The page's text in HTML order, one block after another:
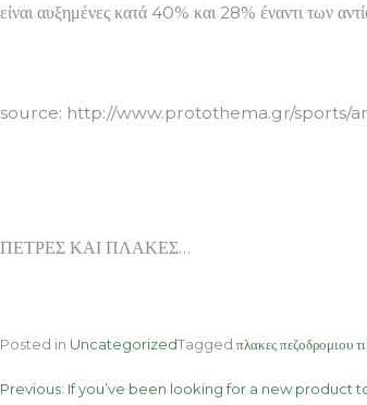
είναι αυξημένες κατά 40% και 28% έναντι των
source: http://www.protothema.gr/sports/
ΠΕΤΡΕΣ ΚΑΙ ΠΛΑΚΕΣ…
Posted in UncategorizedTagged πλακες πεζοδρομιου
Post
Previous: If you’ve been looking for a new product